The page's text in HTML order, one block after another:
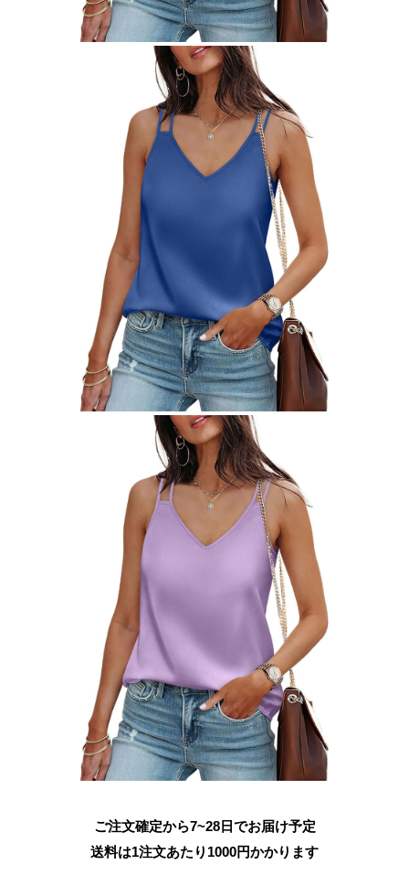
ご注文確定から7~28日でお届け予定
送料は1注文あたり 1000円かかります